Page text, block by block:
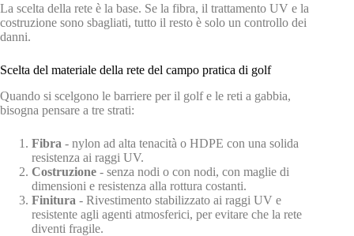
La scelta della rete è la base. Se la fibra, il trattamento UV e la
costruzione sono sbagliati, tutto il resto è solo un controllo dei
danni.
Scelta del materiale della rete del campo pratica di golf
Quando si scelgono le barriere per il golf e le reti a gabbia,
bisogna pensare a tre strati:
Fibra - nylon ad alta tenacità o HDPE con una solida
resistenza ai raggi UV.
Costruzione - senza nodi o con nodi, con maglie di
dimensioni e resistenza alla rottura costanti.
Finitura - Rivestimento stabilizzato ai raggi UV e
resistente agli agenti atmosferici, per evitare che la rete
diventi fragile.